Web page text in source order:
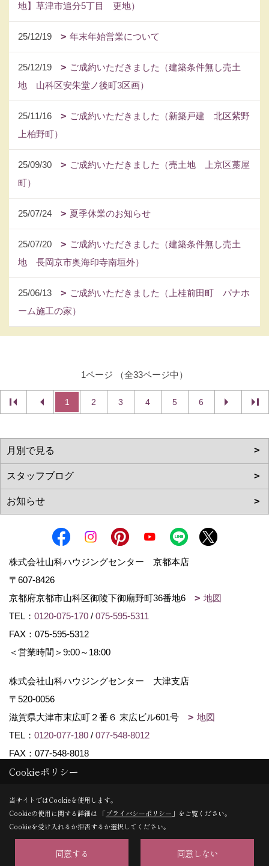
地】草津市追分5丁目 更地）
25/12/19 年末年始営業について
25/12/19
ご成約いただきました（建築条件無し売土
地 山科区安朱堂ノ後町3区画）
25/11/16
ご成約いただきました（新築戸建 北区紫野
上柏野町）
25/09/30
ご成約いただきました（売土地 上京区藁屋
町）
25/07/24 夏季休業のお知らせ
25/07/20
ご成約いただきました（建築条件無し売土
地 長岡京市奥海印寺南垣外）
25/06/13
ご成約いただきました（上桂前田町 パナホ
ーム施工の家）
1ページ （全33ページ中）
1 2 3 4 5 6
株式会社山科ハウジングセンター 京都本店
〒607-8426
京都府京都市山科区御陵下御廟野町36番地6
地図
TEL： 0120-075-170 / 075-595-5311
FAX：075-595-5312
＜営業時間＞9:00～18:00
株式会社山科ハウジングセンター 大津支店
〒520-0056
滋賀県大津市末広町２番６ 末広ビル601号
地図
TEL： 0120-077-180 / 077-548-8012
FAX：077-548-8018
Copyright (c) Yamashina Housing center. All Rights Reserved.
Produced byゴデスクリエイト
Cookieポリシー
当サイトではCookieを使用します。
Cookieの使用に関する詳細は 「プライバシーポリシー 」をご覧ください。
Cookieを受け入れるか拒否するか選択してください。
同意する 同意しない